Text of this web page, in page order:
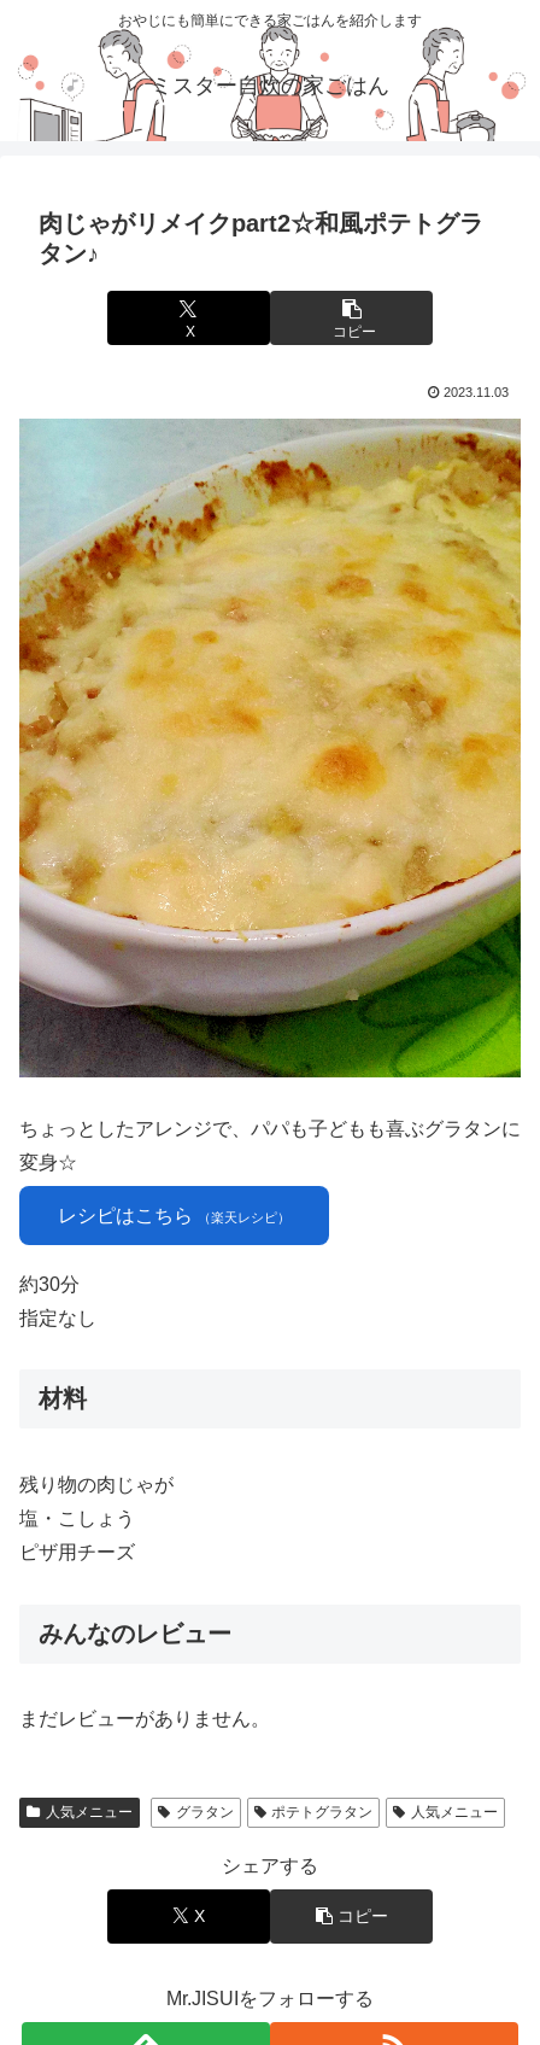
おやじにも簡単にできる家ごはんを紹介します
ミスター自炊の家ごはん
肉じゃがリメイクpart2☆和風ポテトグラ
タン♪
X コピー
2023.11.03
ちょっとしたアレンジで、パパも子どもも喜ぶグラタンに
変身☆
レシピはこちら （楽天レシピ）
約30分
指定なし
材料
残り物の肉じゃが
塩・こしょう
ピザ用チーズ
みんなのレビュー
まだレビューがありません。
人気メニュー グラタン ポテトグラタン 人気メニュー
シェアする
X コピー
Mr.JISUIをフォローする